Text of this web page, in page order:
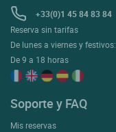
+33(0)1 45 84 83 84
Reserva sin tarifas
De lunes a viernes y festivos:
De 9 a 18 horas
Soporte y FAQ
Mis reservas